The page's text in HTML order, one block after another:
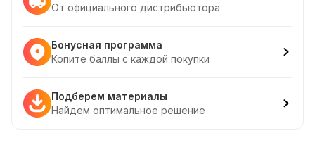
От официального дистрибьютора
Бонусная программа
Копите баллы с каждой покупки
Подберем материалы
Найдем оптимальное решение